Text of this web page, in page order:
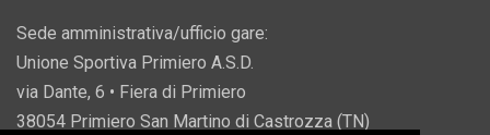
Sede amministrativa/ufficio gare:
Unione Sportiva Primiero A.S.D.
via Dante, 6 • Fiera di Primiero
38054 Primiero San Martino di Castrozza (TN)